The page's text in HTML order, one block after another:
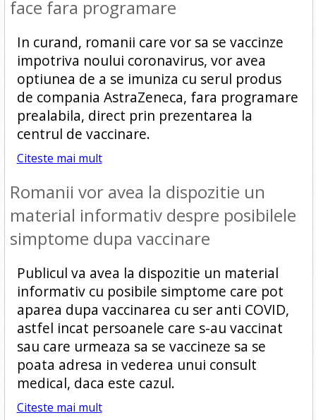
face fara programare
In curand, romanii care vor sa se vaccinze
impotriva noului coronavirus, vor avea
optiunea de a se imuniza cu serul produs
de compania AstraZeneca, fara programare
prealabila, direct prin prezentarea la
centrul de vaccinare.
Citeste mai mult
Romanii vor avea la dispozitie un
material informativ despre posibilele
simptome dupa vaccinare
Publicul va avea la dispozitie un material
informativ cu posibile simptome care pot
aparea dupa vaccinarea cu ser anti COVID,
astfel incat persoanele care s-au vaccinat
sau care urmeaza sa se vaccineze sa se
poata adresa in vederea unui consult
medical, daca este cazul.
Citeste mai mult